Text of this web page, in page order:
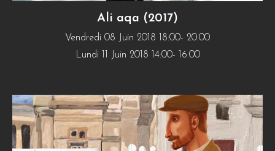
Ali aqa (2017)
Vendredi 08 Juin 2018 18:00- 20:00
Lundi 11 Juin 2018 14:00- 16:00